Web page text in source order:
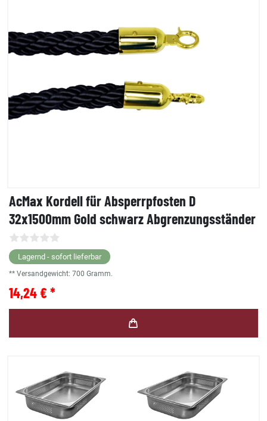
AcMax Kordell für Absperrpfosten D
32x1500mm Gold schwarz Abgrenzungsständer
Lagernd - sofort lieferbar
** Versandgewicht: 700 Gramm.
14,24 € *